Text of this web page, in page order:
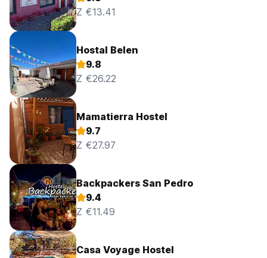
Z €13.41
Hostal Belen
9.8
Z €26.22
Mamatierra Hostel
9.7
Z €27.97
Backpackers San Pedro
9.4
Z €11.49
Casa Voyage Hostel